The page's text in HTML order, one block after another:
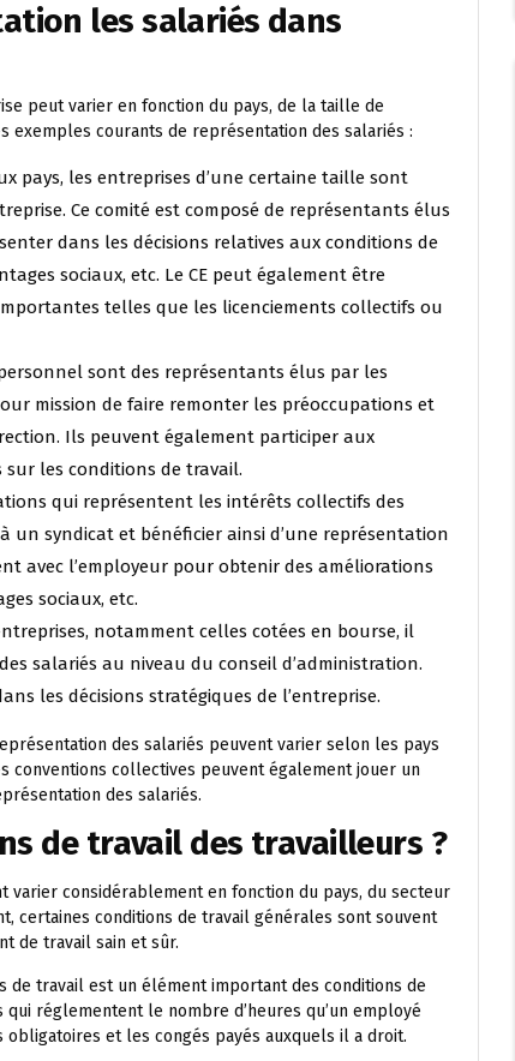
les salariés dans
peut varier en fonction du pays, de la taille de
exemples courants de représentation des salariés :
pays, les entreprises d’une certaine taille sont
Ce comité est composé de représentants élus
dans les décisions relatives aux conditions de
sociaux, etc. Le CE peut également être
telles que les licenciements collectifs ou
sont des représentants élus par les
mission de faire remonter les préoccupations et
Ils peuvent également participer aux
sur les conditions de travail.
qui représentent les intérêts collectifs des
un syndicat et bénéficier ainsi d’une représentation
avec l’employeur pour obtenir des améliorations
sociaux, etc.
notamment celles cotées en bourse, il
salariés au niveau du conseil d’administration.
les décisions stratégiques de l’entreprise.
des salariés peuvent varier selon les pays
conventions collectives peuvent également jouer un
des salariés.
de travail des travailleurs ?
varier considérablement en fonction du pays, du secteur
certaines conditions de travail générales sont souvent
de travail sain et sûr.
de travail est un élément important des conditions de
réglementent le nombre d’heures qu’un employé
et les congés payés auxquels il a droit.